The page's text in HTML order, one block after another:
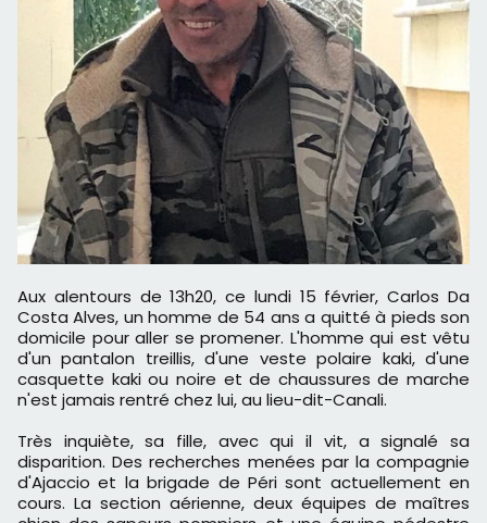
Aux alentours de 13h20, ce lundi 15 février, Carlos Da
Costa Alves, un homme de 54 ans a quitté à pieds son
domicile pour aller se promener. L'homme qui est vêtu
d'un pantalon treillis, d'une veste polaire kaki, d'une
casquette kaki ou noire et de chaussures de marche
n'est jamais rentré chez lui, au lieu-dit-Canali.
Très inquiète, sa fille, avec qui il vit, a signalé sa
disparition. Des recherches menées par la compagnie
d'Ajaccio et la brigade de Péri sont actuellement en
cours. La section aérienne, deux équipes de maîtres